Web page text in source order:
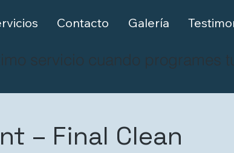
servicio cuando programes
Contacto Galería
– Final Clean